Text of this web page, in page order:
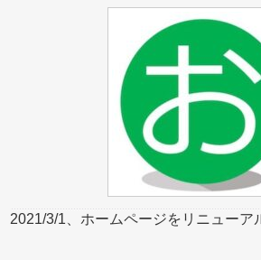
2021/3/1、ホームページをリニューア